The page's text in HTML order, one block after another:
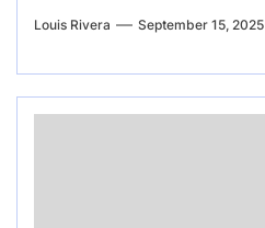
Louis Rivera September 15, 2025